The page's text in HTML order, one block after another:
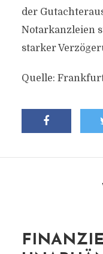
der
Notarkanzleien
starker
Quelle: